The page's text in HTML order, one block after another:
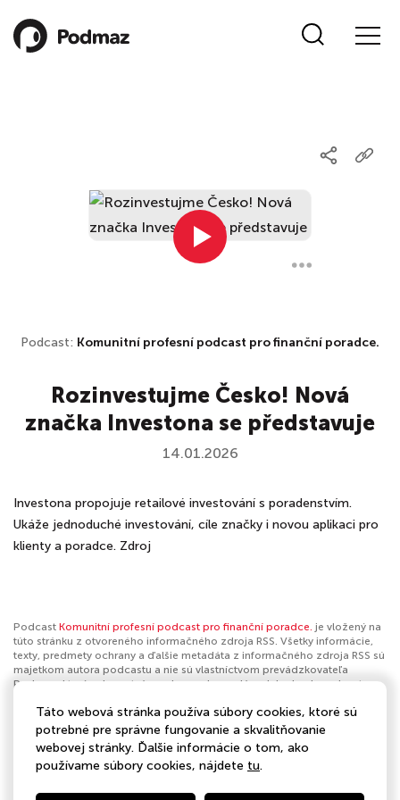
Podcast: Komunitní profesní podcast pro finanční poradce.
Rozinvestujme Česko! Nová
značka Investona se představuje
14.01.2026
Investona propojuje retailové investování s poradenstvím.
Ukáže jednoduché investování, cíle značky i novou aplikaci pro
klienty a poradce. Zdroj
Podcast Komunitní profesní podcast pro finanční poradce. je vložený na
túto stránku z otvoreného informačného zdroja RSS. Všetky informácie,
texty, predmety ochrany a ďalšie metadáta z informačného zdroja RSS sú
majetkom autora podcastu a nie sú vlastníctvom prevádzkovateľa
Podmaz, ktorý ani nevytvára ani nezodpovedá za ich obsah podcastov.
Podmaz, môžešnahlásiť obsah. Ak je toto tvoj podcast a chceš získať
kontrolu nad týmto profilomklikni sem.
Autor:Poradci-sobě.cz
Táto webová stránka používa súbory cookies, ktoré sú
potrebné pre správne fungovanie a skvalitňovanie
webovej stránky. Ďalšie informácie o tom, ako
používame súbory cookies, nájdete tu.